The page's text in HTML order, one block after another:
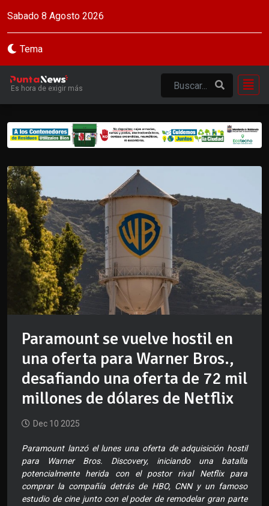
Sabado 8 Agosto 2026
Tema
Es hora de exigir más
Paramount se vuelve hostil en
una oferta para Warner Bros.,
desafiando una oferta de 72 mil
millones de dólares de Netflix
Dec 10 2025
Paramount lanzó el lunes una oferta de adquisición hostil
para Warner Bros. Discovery, iniciando una batalla
potencialmente herida con el postor rival Netflix para
comprar la compañía detrás de HBO, CNN y un famoso
estudio de cine junto con el poder de remodelar gran parte